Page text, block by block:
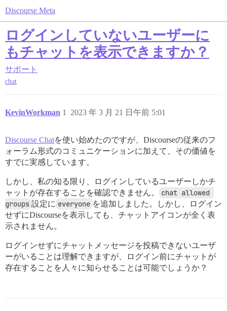
Discourse Meta
ログインしていないユーザーに
もチャットを表示できますか？
サポート
chat
KevinWorkman 2023 年 3 月 21 日午前 5:01
1
Discourse Chatを使い始めたのですが、Discourseの従来のフ
ォーラム形式のコミュニケーションに加えて、その価値を
すでに実感しています。
しかし、私の知る限り、ログインしているユーザーしかチ
ャットが存在することを確認できません。
chat allowed
groups 設定に everyone を追加しました。しかし、ログイン
せずにDiscourseを表示しても、チャットアイコンが全く表
示されません。
ログインせずにチャットメッセージを投稿できないユーザ
ーがいることは理解できますが、ログイン前にチャットが
存在することを人々に知らせることは可能でしょうか？